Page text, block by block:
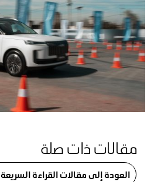
مقالات ذات صلة
العودة إلى مقالات القراءة السريعة